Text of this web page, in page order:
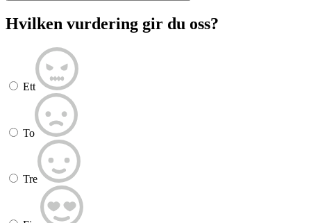
Hvilken vurdering gir du oss?
Ett
To
Tre